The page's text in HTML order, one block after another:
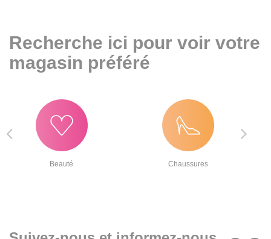
Recherche ici pour voir votre
magasin préféré
Beauté Chaussures